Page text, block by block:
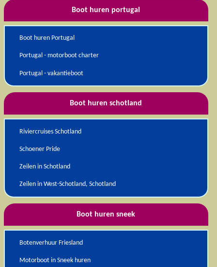
Boot huren portugal
Boot huren Portugal
Portugal - motorboot charter
Portugal - vakantieboot
Boot huren schotland
Riviercruises Schotland
Schoener Pride
Zeilen in Schotland
Zeilen in West-Schotland, Schotland
Boot huren sneek
Botenverhuur Friesland
Motorboot in Sneek huren